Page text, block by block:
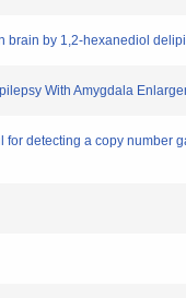
brain by 1,2-hexanediol
With Amygdala
detecting a copy number